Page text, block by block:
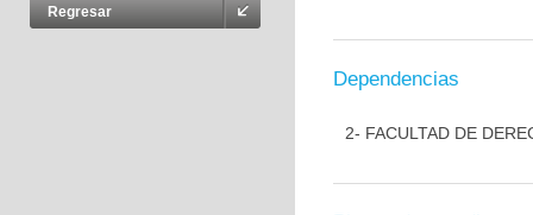
Regresar
Dependencias
2- FACULTAD DE